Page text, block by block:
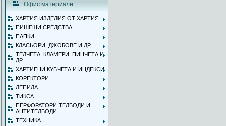
Офис материали
ХАРТИЯ ИЗДЕЛИЯ ОТ ХАРТИЯ
ПИШЕЩИ СРЕДСТВА
ПАПКИ
КЛАСЬОРИ, ДЖОБОВЕ И ДР.
ТЕЛЧЕТА, КЛАМЕРИ, ПИНЧЕТА И
ДР.
ХАРТИЕНИ КУБЧЕТА И ИНДЕКСИ
КОРЕКТОРИ
ЛЕПИЛА
ТИКСА
ПЕРФОРАТОРИ,ТЕЛБОДИ И
АНТИТЕЛБОДИ
ТЕХНИКА